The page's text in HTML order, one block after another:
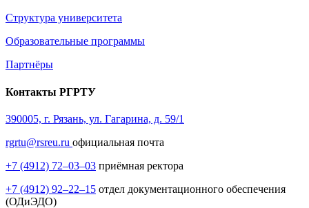
Структура университета
Образовательные программы
Партнёры
Контакты РГРТУ
390005, г. Рязань, ул. Гагарина, д. 59/1
rgrtu@rsreu.ru официальная почта
+7 (4912) 72–03–03 приёмная ректора
+7 (4912) 92–22–15 отдел документационного обеспечения
(ОДиЭДО)